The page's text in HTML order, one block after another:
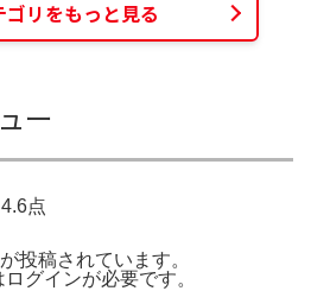
ゴリをもっと見る
ー
4.6点
投稿されています。
ログインが必要です。